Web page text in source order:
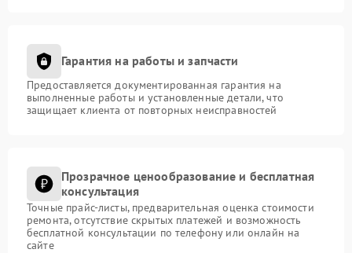
Гарантия на работы и запчасти
Предоставляется документированная гарантия на
выполненные работы и установленные детали, что
защищает клиента от повторных неисправностей
Прозрачное ценообразование и бесплатная
консультация
Точные прайс-листы, предварительная оценка стоимости
ремонта, отсутствие скрытых платежей и возможность
бесплатной консультации по телефону или онлайн на
сайте